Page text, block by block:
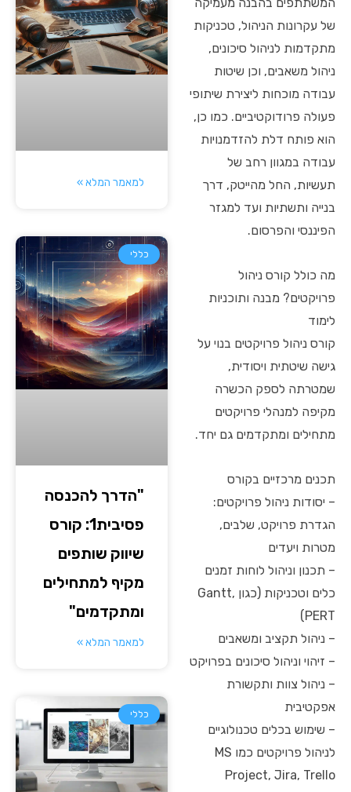
של עקרונות הניהול, טכניקות
מתקדמות לניהול סיכונים,
ניהול משאבים, וכן שיטות
עבודה מוכחות ליצירת שיתופי
פעולה פרודוקטיביים. כמו כן,
הוא פותח דלת להזדמנויות
עבודה במגוון רחב של
תעשיות, החל מהייטק, דרך
בנייה ותשתיות ועד למגזר
הפיננסי והפרסום.
מה כולל קורס ניהול
פרויקטים? מבנה ותוכניות
לימוד
קורס ניהול פרויקטים בנוי על
גישה שיטתית ויסודית,
שמטרתה לספק הכשרה
מקיפה למנהלי פרויקטים
מתחילים ומתקדמים גם יחד.
תכנים מרכזיים בקורס
– יסודות ניהול פרויקטים:
הגדרת פרויקט, שלבים,
מטרות ויעדים
– תכנון וניהול לוחות זמנים
כלים וטכניקות (כגון Gantt,
PERT)
– ניהול תקציב ומשאבים
– זיהוי וניהול סיכונים בפרויקט
– ניהול צוות ותקשורת
אפקטיבית
– שימוש בכלים טכנולוגיים
לניהול פרויקטים כמו MS
Project, Jira, Trello
למאמר המלא »
כללי
"הדרך להכנסה
פסיבית1: קורס
שיווק שותפים
מקיף למתחילים
ומתקדמים"
למאמר המלא »
כללי